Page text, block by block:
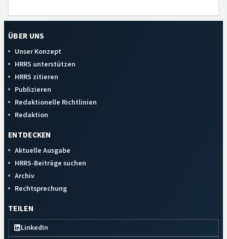
ÜBER UNS
Unser Konzept
HRRS unterstützen
HRRS zitieren
Publizieren
Redaktionelle Richtlinien
Redaktion
ENTDECKEN
Aktuelle Ausgabe
HRRS-Beiträge suchen
Archiv
Rechtsprechung
TEILEN
LinkedIn